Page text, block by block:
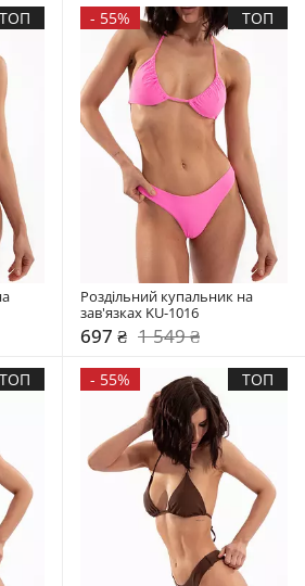
ТОП - 55% ТОП
Роздільний купальник на
зав'язках KU-1016
697 ₴ 1 549 ₴
ТОП - 55% ТОП